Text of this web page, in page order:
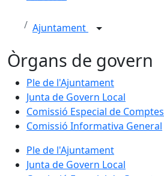
Ajuntament
Òrgans de govern
Ple de l'Ajuntament
Junta de Govern Local
Comissió Especial de Comptes
Comissió Informativa General
Ple de l'Ajuntament
Junta de Govern Local